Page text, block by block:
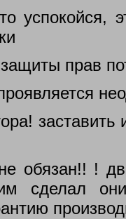
успокойся,
прав
обязан!! !
сделал